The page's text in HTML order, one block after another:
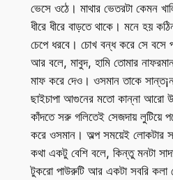
ভেসে ওঠে। মাথার ভেতরটা কেমন
ধীরে ধীরে বাড়তে থাকে। মনে হয়
চেপে ধরবে। চোখ বন্ধ করে সে বসে
আর বলে, মাবুদ, হামি তোমার নাফরমান
মাফ করে দেও। ওসমান তাকে
ছাইচাপা আগুনের মতো কান্না আরো
কাঁদতে সরু গলিতেই সেজদায় লুটিয়ে
করে ওসমান। অল্প সময়েই লোকটার
কথা একটু বেশি বলে, কিন্তু মনটা
টুকরো পাউরুটি আর একটা সবরি কলা